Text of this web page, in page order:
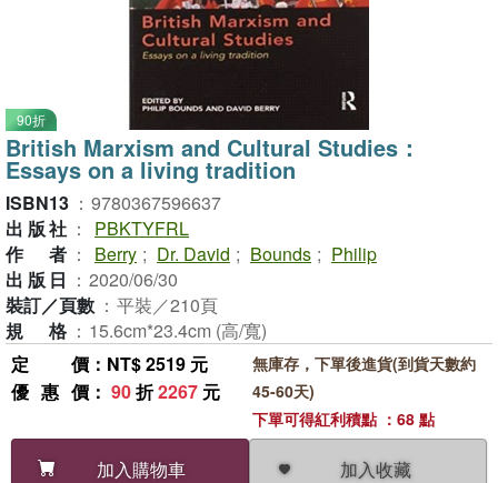
90折
British Marxism and Cultural Studies：
Essays on a living tradition
ISBN13 ： 9780367596637
出版社 ：
PBKTYFRL
作者 ： Berry ; Dr. David ; Bounds ; Philip
出版日 ： 2020/06/30
裝訂／頁數 ： 平裝／210頁
規格 ： 15.6cm*23.4cm (高/寬)
定價 ：NT$ 2519 元
優惠價 ： 90折2267 元
加入購物車 加入收藏
無庫存，下單後進貨(到貨天數約
45-60天)
下單可得紅利積點 ：68 點